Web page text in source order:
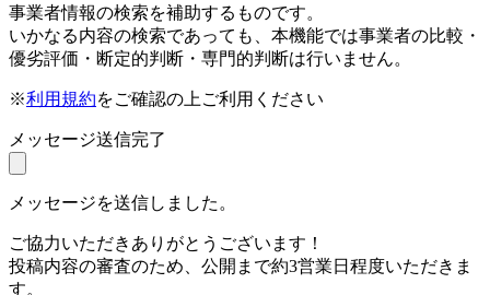
事業者情報の検索を補助するものです。
いかなる内容の検索であっても、本機能では事業者の比較・
優劣評価・断定的判断・専門的判断は行いません。
※利用規約をご確認の上ご利用ください
メッセージ送信完了
メッセージを送信しました。
ご協力いただきありがとうございます！
投稿内容の審査のため、公開まで約3営業日程度いただきま
す。